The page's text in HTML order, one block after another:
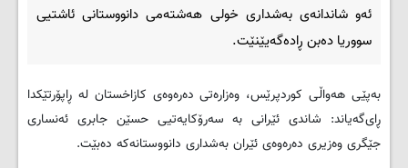
ئه‌و شاندانه‌ی به‌شداری خولی هه‌شته‌می دانووستانی ئاشتیی
سووریا ده‌بن ڕاده‌گه‌یێنێت.
به‌پێی هه‌واڵی کوردپرێس، وه‌زاره‌تی ده‌ره‌وه‌ی کازاخستان له‌ ڕاپۆرتێکدا
ڕای‌گه‌یاند: شاندی ئێرانی به‌ سه‌رۆکایه‌تیی حسێن جابری ئه‌نساری
جێگری وه‌زیری ده‌ره‌وه‌ی ئێران به‌شداری دانووستانه‌که‌ ده‌بێت.